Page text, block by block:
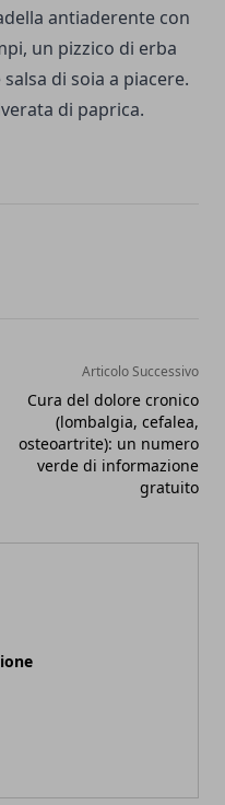
antiaderente con
un pizzico di erba
di soia a piacere.
di paprica.
Articolo Successivo
Cura del dolore cronico
(lombalgia, cefalea,
osteoartrite): un numero
verde di informazione
gratuito